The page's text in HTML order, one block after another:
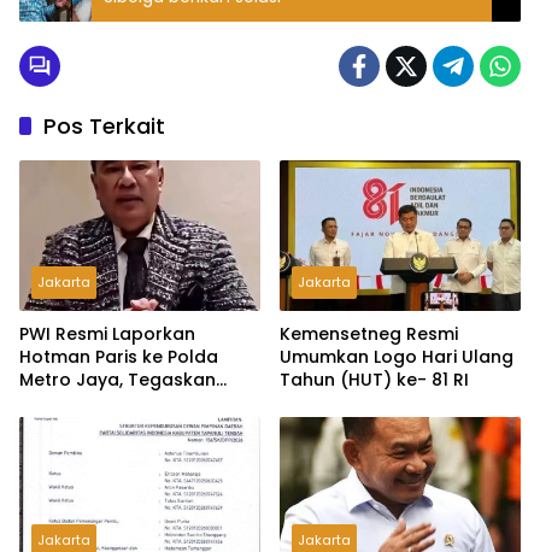
Pos Terkait
Jakarta
PWI Resmi Laporkan
Hotman Paris ke Polda
Metro Jaya, Tegaskan
Martabat Wartawan
Jakarta
Kemensetneg Resmi
Umumkan Logo Hari Ulang
Tahun (HUT) ke- 81 RI
Jakarta Jakarta